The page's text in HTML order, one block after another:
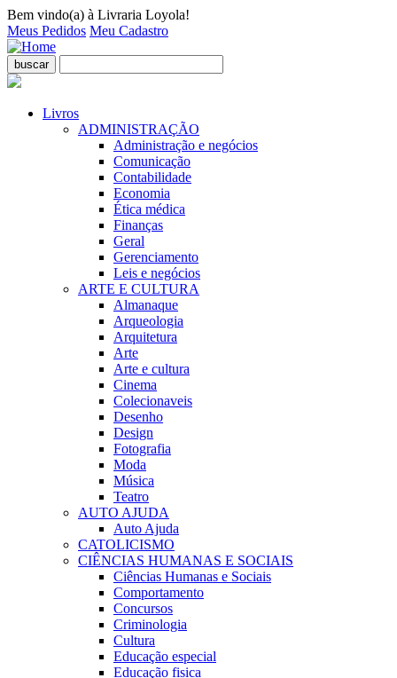
Bem vindo(a) à Livraria Loyola!
Meus Pedidos Meu Cadastro
buscar
Livros
ADMINISTRAÇÃO
Administração e negócios
Comunicação
Contabilidade
Economia
Ética médica
Finanças
Geral
Gerenciamento
Leis e negócios
ARTE E CULTURA
Almanaque
Arqueologia
Arquitetura
Arte
Arte e cultura
Cinema
Colecionaveis
Desenho
Design
Fotografia
Moda
Música
Teatro
AUTO AJUDA
Auto Ajuda
CATOLICISMO
CIÊNCIAS HUMANAS E SOCIAIS
Ciências Humanas e Sociais
Comportamento
Concursos
Criminologia
Cultura
Educação especial
Educação fisica